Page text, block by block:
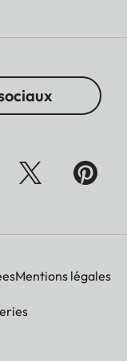
Mentions légales